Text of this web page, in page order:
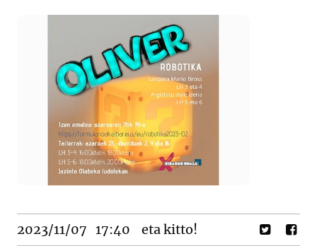
2023/11/07 17:40 eta kitto!